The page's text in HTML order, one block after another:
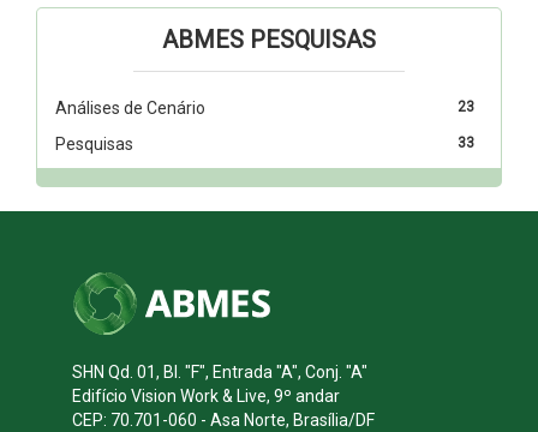
ABMES PESQUISAS
23
Análises de Cenário
33
Pesquisas
SHN Qd. 01, Bl. "F", Entrada "A", Conj. "A"
Edifício Vision Work & Live, 9º andar
CEP: 70.701-060 - Asa Norte, Brasília/DF